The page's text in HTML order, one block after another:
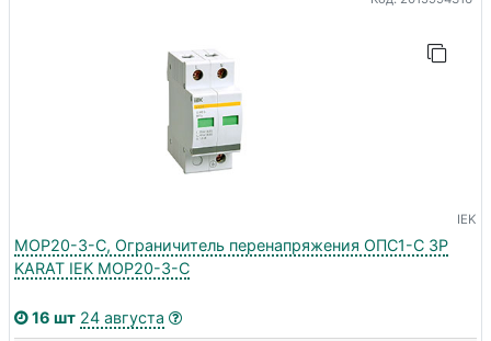
IEK
MOP20-3-C, Ограничитель перенапряжения ОПС1-C 3P
KARAT IEK MOP20-3-C
16 шт 24 августа